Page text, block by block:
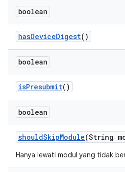
boolean
hasDeviceDigest()
boolean
isPresubmit()
boolean
shouldSkipModule(String
Hanya lewati modul yang tidak